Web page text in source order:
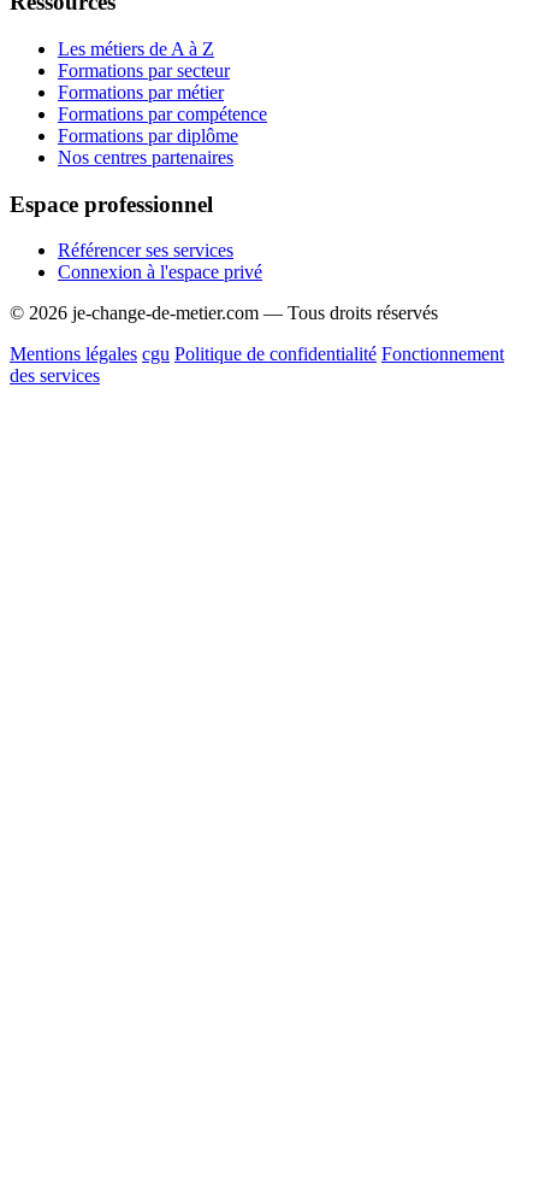
Les métiers de A à Z
Formations par secteur
Formations par métier
Formations par compétence
Formations par diplôme
Nos centres partenaires
Espace professionnel
Référencer ses services
Connexion à l'espace privé
© 2026 je-change-de-metier.com — Tous droits réservés
Mentions légales cgu Politique de confidentialité Fonctionnement
des services